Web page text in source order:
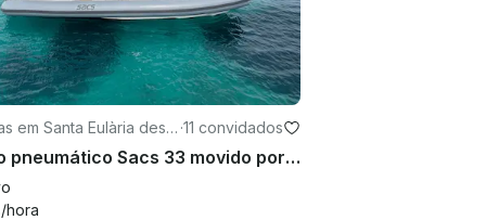
em Santa Eulària des R ·11 convidados
Barco pneumático Sacs 33 movido por motor externo de 600 HP em Santa Eulària des Riu
/hora